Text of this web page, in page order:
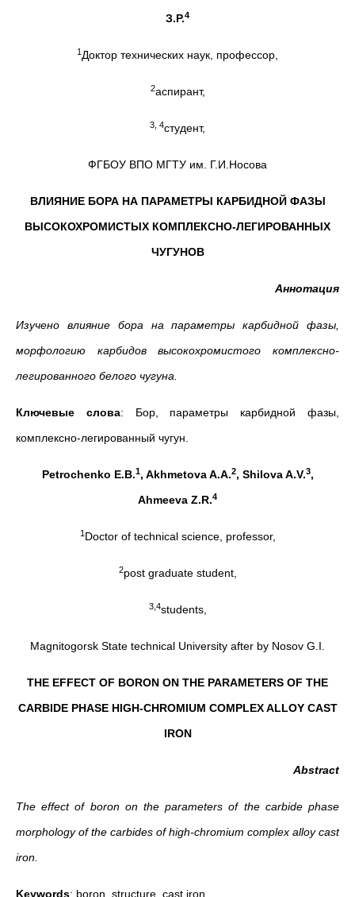
З.Р.4
1 Доктор технических наук, профессор,
2аспирант,
3, 4студент,
ФГБОУ ВПО МГТУ им. Г.И.Носова
ВЛИЯНИЕ БОРА НА ПАРАМЕТРЫ КАРБИДНОЙ ФАЗЫ
ВЫСОКОХРОМИСТЫХ КОМПЛЕКСНО-ЛЕГИРОВАННЫХ
ЧУГУНОВ
Аннотация
Изучено влияние бора на параметры карбидной фазы,
морфологию карбидов высокохромистого комплексно-
легированного белого чугуна.
Ключевые слова: Бор, параметры карбидной фазы,
комплексно-легированный чугун.
Petrochenko E.B.1, Akhmetova A.A.2, Shilova A.V.3,
Ahmeeva Z.R.4
1Doctor of technical science, professor,
2post graduate student,
3,4students,
Magnitogorsk State technical University after by Nosov G.I.
THE EFFECT OF BORON ON THE PARAMETERS OF THE
CARBIDE PHASE HIGH-CHROMIUM COMPLEX ALLOY CAST
IRON
Abstract
The effect of boron on the parameters of the carbide phase
morphology of the carbides of high-chromium complex alloy cast
iron.
Keywords: boron, structure, cast iron